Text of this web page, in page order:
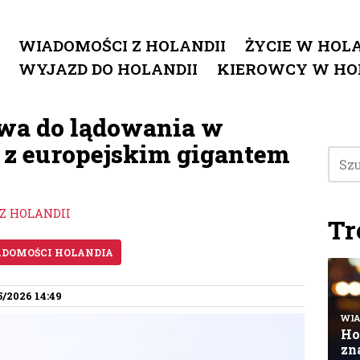
WIADOMOŚCI Z HOLANDII
ŻYCIE W
WYJAZD DO HOLANDII
KIEROWCY W
do lądowania w
europejskim gigantem
HOLANDII
HOLANDIA
2026 14:49